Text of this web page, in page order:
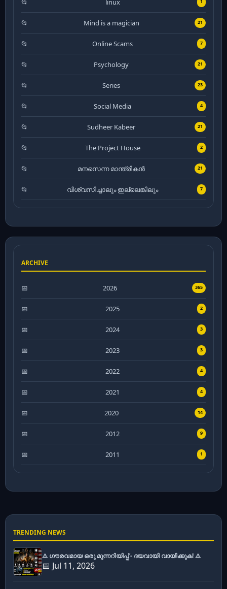
TRENDING NEWS
⚠️ ഗൗരവമായ ഒരു മുന്നറിയിപ്പ് - ദയവായി വായിക്കുക! ⚠️
📅 Jul 11, 2026
linux 1
Mind is a magician 21
Online Scams 7
Psychology 21
Series 23
Social Media 4
Sudheer Kabeer 21
The Project House 2
മനസെന്ന മാന്ത്രികൻ 21
വിശ്വസിച്ചാലും ഇല്ലെങ്കിലും 7
ARCHIVE
2026 365
2025 2
2024 3
2023 3
2022 4
2021 4
2020 14
2012 9
2011 1